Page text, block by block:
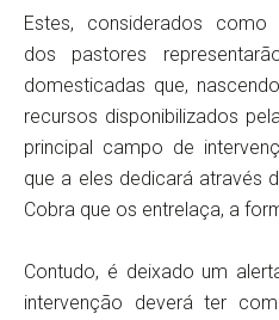
Estes, considerados como
dos pastores
domesticadas que,
recursos disponibilizados
principal campo de
que a eles dedicará através
Cobra que os entrelaça, a
Contudo, é deixado um
intervenção deverá ter